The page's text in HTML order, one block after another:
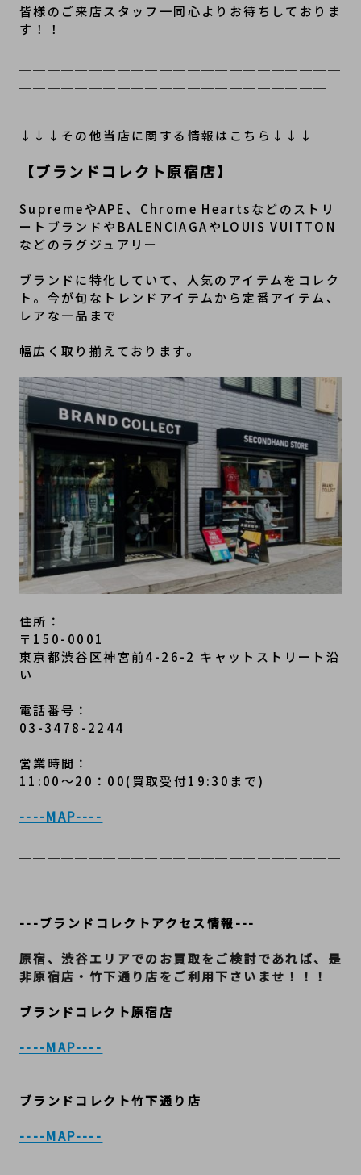
皆様のご来店スタッフ一同心よりお待ちしておりま
す！！
↓↓↓その他当店に関する情報はこちら↓↓↓
【ブランドコレクト原宿店】
SupremeやAPE、Chrome Heartsなどのストリ
ートブランドやBALENCIAGAやLOUIS VUITTON
などのラグジュアリー
ブランドに特化していて、人気のアイテムをコレク
ト。今が旬なトレンドアイテムから定番アイテム、
レアな一品まで
幅広く取り揃えております。
住所：
〒150-0001
東京都渋谷区神宮前4-26-2 キャットストリート沿
い
電話番号：
03-3478-2244
営業時間：
11:00～20：00(買取受付19:30まで)
----MAP----
---ブランドコレクトアクセス情報---
原宿、渋谷エリアでのお買取をご検討であれば、是
非原宿店・竹下通り店をご利用下さいませ！！！
ブランドコレクト原宿店
----MAP----
ブランドコレクト竹下通り店
----MAP----